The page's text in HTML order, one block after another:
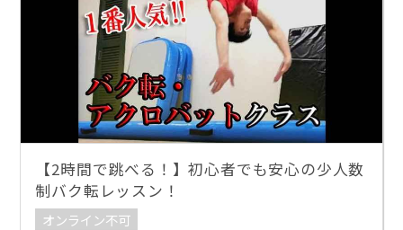
【2時間で跳べる！】初心者でも安心の少人数
制バク転レッスン！
オンライン不可